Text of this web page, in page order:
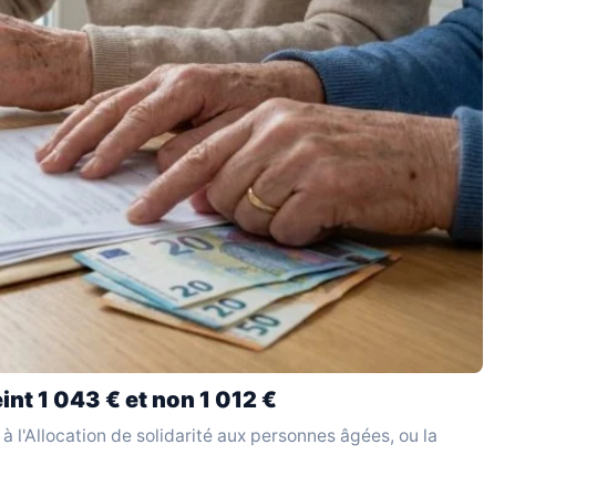
1 043 € et non 1 012 €
l'Allocation de solidarité aux personnes âgées, ou la